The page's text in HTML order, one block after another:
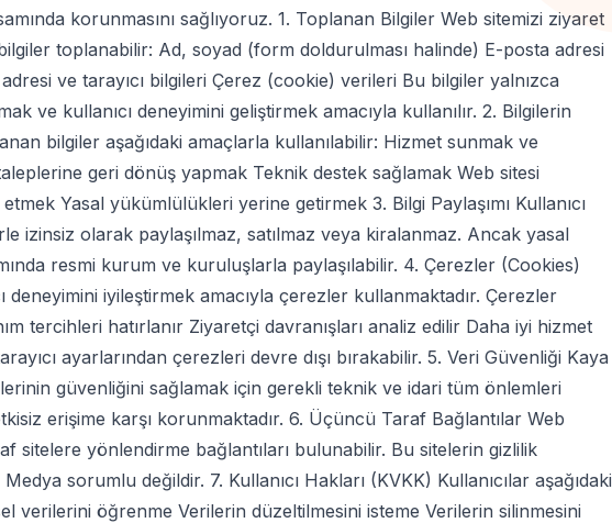
korunmasını sağlıyoruz. 1. Toplanan Bilgiler Web sitemizi ziyaret
toplanabilir: Ad, soyad (form doldurulması halinde) E-posta adresi
ve tarayıcı bilgileri Çerez (cookie) verileri Bu bilgiler yalnızca
ve kullanıcı deneyimini geliştirmek amacıyla kullanılır. 2. Bilgilerin
bilgiler aşağıdaki amaçlarla kullanılabilir: Hizmet sunmak ve
geri dönüş yapmak Teknik destek sağlamak Web sitesi
Yasal yükümlülükleri yerine getirmek 3. Bilgi Paylaşımı Kullanıcı
izinsiz olarak paylaşılmaz, satılmaz veya kiralanmaz. Ancak yasal
resmi kurum ve kuruluşlarla paylaşılabilir. 4. Çerezler (Cookies)
deneyimini iyileştirmek amacıyla çerezler kullanmaktadır. Çerezler
tercihleri hatırlanır Ziyaretçi davranışları analiz edilir Daha iyi hizmet
ayarlarından çerezleri devre dışı bırakabilir. 5. Veri Güvenliği Kaya
güvenliğini sağlamak için gerekli teknik ve idari tüm önlemleri
erişime karşı korunmaktadır. 6. Üçüncü Taraf Bağlantılar Web
sitelere yönlendirme bağlantıları bulunabilir. Bu sitelerin gizlilik
sorumlu değildir. 7. Kullanıcı Hakları (KVKK) Kullanıcılar aşağıdaki
verilerini öğrenme Verilerin düzeltilmesini isteme Verilerin silinmesini